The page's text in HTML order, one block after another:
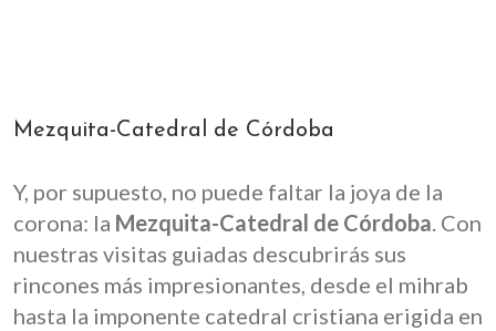
Mezquita-Catedral de Córdoba
Y, por supuesto, no puede faltar la joya de la
corona: la Mezquita-Catedral de Córdoba . Con
nuestras visitas guiadas descubrirás sus
rincones más impresionantes, desde el mihrab
hasta la imponente catedral cristiana erigida en